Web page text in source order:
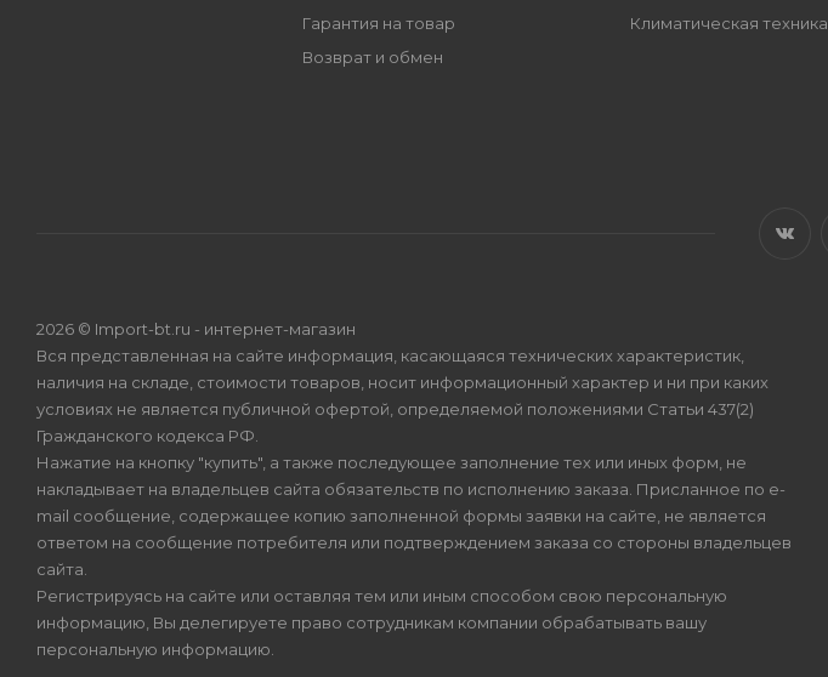
Гарантия на товар
Возврат и обмен
Климатическая техника
2026 © Import-bt.ru - интернет-магазин
Вся представленная на сайте информация, касающаяся технических характеристик,
наличия на складе, стоимости товаров, носит информационный характер и ни при каких
условиях не является публичной офертой, определяемой положениями Статьи 437(2)
Гражданского кодекса РФ.
Нажатие на кнопку "купить", а также последующее заполнение тех или иных форм, не
накладывает на владельцев сайта обязательств по исполнению заказа. Присланное по e-
mail сообщение, содержащее копию заполненной формы заявки на сайте, не является
ответом на сообщение потребителя или подтверждением заказа со стороны владельцев
сайта.
Регистрируясь на сайте или оставляя тем или иным способом свою персональную
информацию, Вы делегируете право сотрудникам компании обрабатывать вашу
персональную информацию.